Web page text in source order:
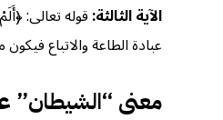
الآية الثالثة:قوله تعالى:
عبادة الطاعة والاتباع
معنى “الشيطان”